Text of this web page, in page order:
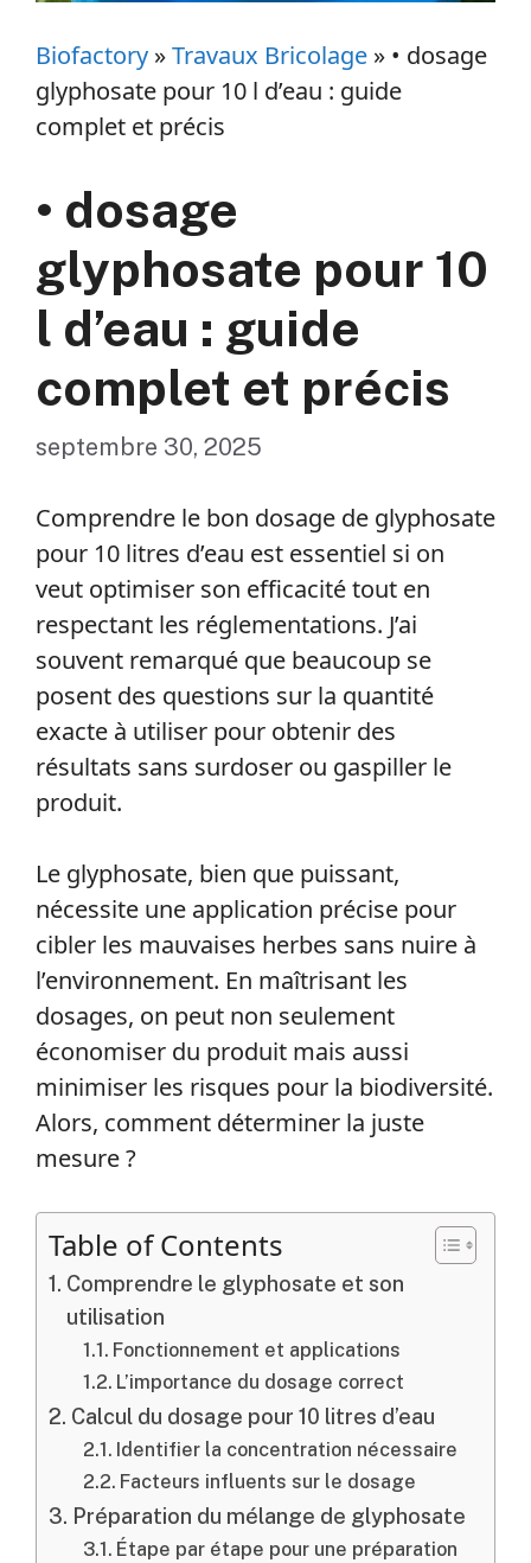
Biofactory »Travaux Bricolage » • dosage
glyphosate pour 10 l d’eau : guide
complet et précis
• dosage
glyphosate pour 10
l d’eau : guide
complet et précis
septembre 30, 2025
Comprendre le bon dosage de glyphosate
pour 10 litres d’eau est essentiel si on
veut optimiser son efficacité tout en
respectant les réglementations. J’ai
souvent remarqué que beaucoup se
posent des questions sur la quantité
exacte à utiliser pour obtenir des
résultats sans surdoser ou gaspiller le
produit.
Le glyphosate, bien que puissant,
nécessite une application précise pour
cibler les mauvaises herbes sans nuire à
l’environnement. En maîtrisant les
dosages, on peut non seulement
économiser du produit mais aussi
minimiser les risques pour la biodiversité.
Alors, comment déterminer la juste
mesure ?
Table of Contents
Comprendre le glyphosate et son
utilisation
Fonctionnement et applications
L’importance du dosage correct
Calcul du dosage pour 10 litres d’eau
Identifier la concentration nécessaire
Facteurs influents sur le dosage
Préparation du mélange de glyphosate
Étape par étape pour une préparation